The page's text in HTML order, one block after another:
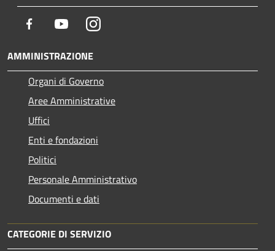
Facebook YoutubeInstagram
AMMINISTRAZIONE
Organi di Governo
Aree Amministrative
Uffici
Enti e fondazioni
Politici
Personale Amministrativo
Documenti e dati
CATEGORIE DI SERVIZIO